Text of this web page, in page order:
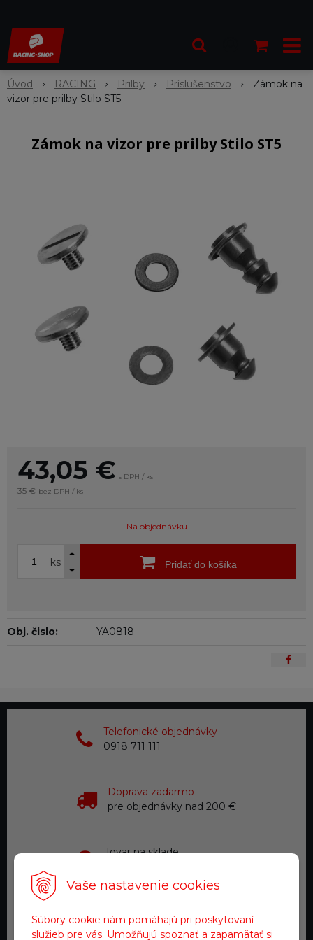
Vaše nastavenie cookies
Súbory cookie nám pomáhajú pri poskytovaní
služieb pre vás. Umožňujú spoznať a zapamätať si
Úvod RACING Prilby Príslušenstvo
Zámok na
vizor pre prilby Stilo ST5
Zámok na vizor pre prilby Stilo ST5
43,05 € s DPH / ks
35 € bez DPH / ks
Na objednávku
ks Pridať do košíka
Obj. čislo: YA0818
Telefonické objednávky
0918 711 111
Doprava zadarmo
pre objednávky nad 200 €
Tovar na sklade
a starostlivosť